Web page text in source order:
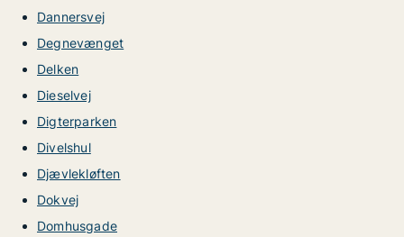
Dannersvej
Degnevænget
Delken
Dieselvej
Digterparken
Divelshul
Djævlekløften
Dokvej
Domhusgade